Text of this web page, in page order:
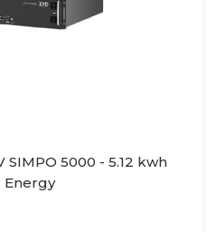
5000 - 5.12 kwh
Energy